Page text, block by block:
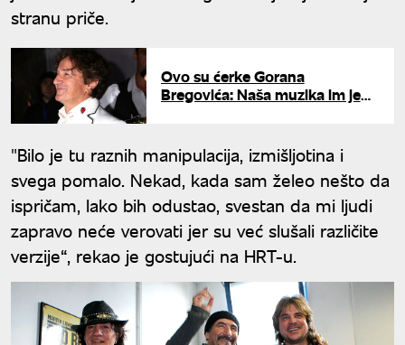
stranu priče.
Ovo su ćerke Gorana
Bregovića: Naša muzika im je
"Bilo je tu raznih manipulacija, izmišljotina i
svega pomalo. Nekad, kada sam želeo nešto da
ispričam, lako bih odustao, svestan da mi ljudi
zapravo neće verovati jer su već slušali različite
verzije“, rekao je gostujući na HRT-u.